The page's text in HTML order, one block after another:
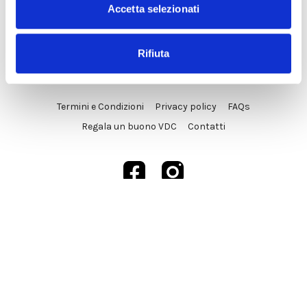
Accetta selezionati
Rifiuta
Termini e Condizioni Privacy policy
FAQs
Regala un buono VDC
Contatti